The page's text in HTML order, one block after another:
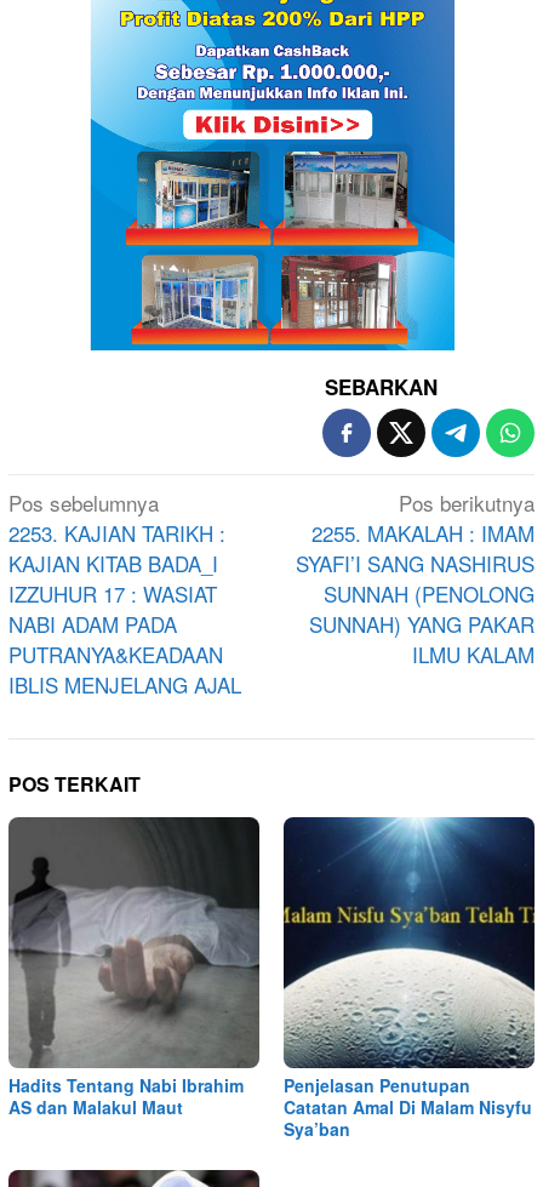
SEBARKAN
Navigasi
pos
Pos sebelumnya
2253. KAJIAN TARIKH :
KAJIAN KITAB BADA_I
IZZUHUR 17 : WASIAT
NABI ADAM PADA
PUTRANYA&KEADAAN
IBLIS MENJELANG AJAL
Pos berikutnya
2255. MAKALAH : IMAM
SYAFI’I SANG NASHIRUS
SUNNAH (PENOLONG
SUNNAH) YANG PAKAR
ILMU KALAM
POS TERKAIT
Hadits Tentang Nabi Ibrahim
AS dan Malakul Maut
Penjelasan Penutupan
Catatan Amal Di Malam Nisyfu
Sya’ban